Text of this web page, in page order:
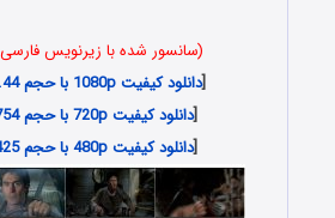
(سانسور شده با زیرنویس فارسی SoftSub)
[دانلود کیفیت 1080p با حجم 1.44 گیگابایت
[دانلود کیفیت 720p با حجم 754 مگابایت
[دانلود کیفیت 480p با حجم 425 مگابایت